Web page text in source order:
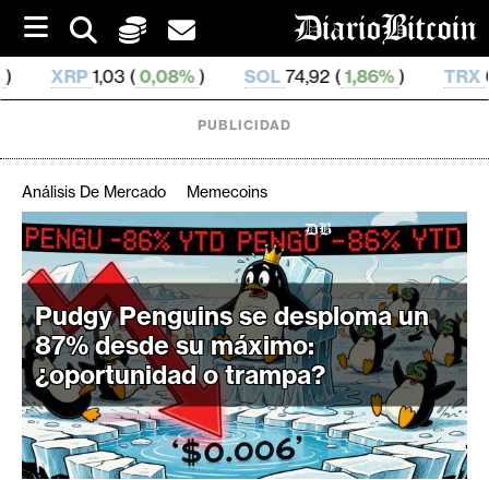
i
p
t
o
) SOL 74,92 (1,86%) TRX0,328 953 (
C
r
i
p
t
o
M
e
r
PUBLICIDAD
Análisis De Mercado Memecoins
Pudgy Penguins se desploma un
87% desde su máximo:
¿oportunidad o trampa?